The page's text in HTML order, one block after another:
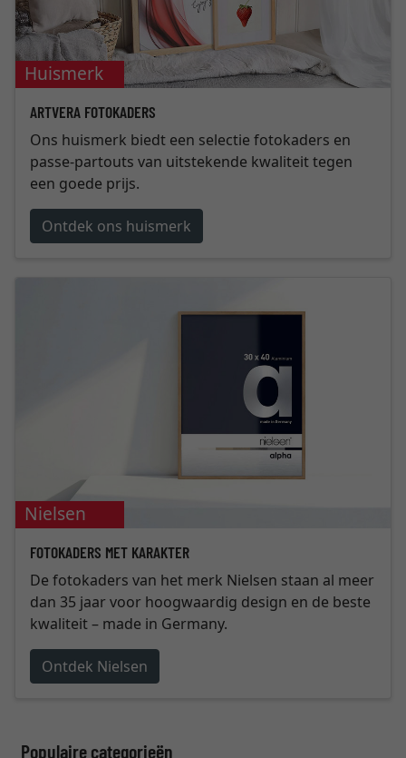
Huismerk
ARTVERA FOTOKADERS
Ons huismerk biedt een selectie fotokaders en
passe-partouts van uitstekende kwaliteit tegen
een goede prijs.
Ontdek ons huismerk
Nielsen
FOTOKADERS MET KARAKTER
De fotokaders van het merk Nielsen staan al meer
dan 35 jaar voor hoogwaardig design en de beste
kwaliteit – made in Germany.
Ontdek Nielsen
Populaire categorieën